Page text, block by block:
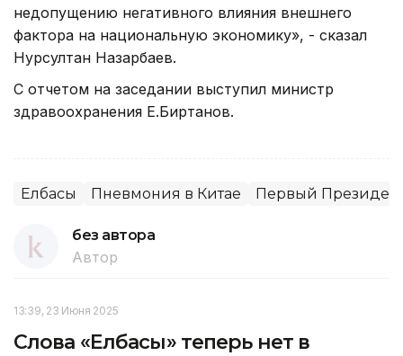
недопущению негативного влияния внешнего
фактора на национальную экономику», - сказал
Нурсултан Назарбаев.
С отчетом на заседании выступил министр
здравоохранения Е.Биртанов.
Елбасы Пневмония в Китае Первый
без автора
Автор
13:39, 23 Июня 2025
Слова «Елбасы» теперь нет в